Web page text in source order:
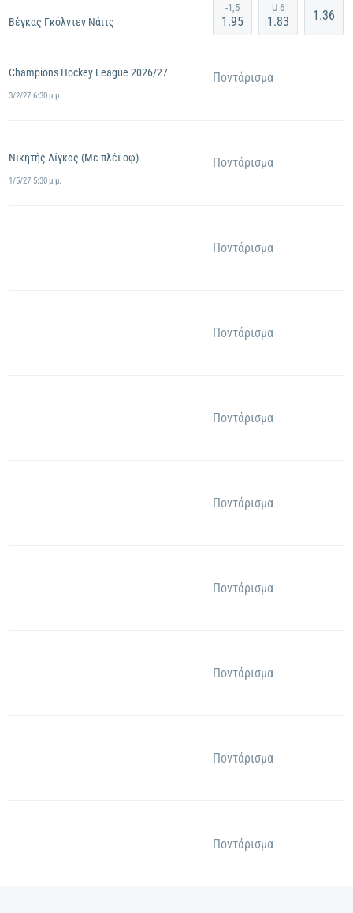
Βέγκας Γκόλντεν Νάιτς
-1,5
1.95
U 6
1.83 1.36
Champions Hockey League 2026/27
3/2/27 6:30 μ.μ.
Ποντάρισμα
Νικητής Λίγκας (Με πλέι οφ)
1/5/27 5:30 μ.μ.
Ποντάρισμα
Ποντάρισμα
Ποντάρισμα
Ποντάρισμα
Ποντάρισμα
Ποντάρισμα
Ποντάρισμα
Ποντάρισμα
Ποντάρισμα